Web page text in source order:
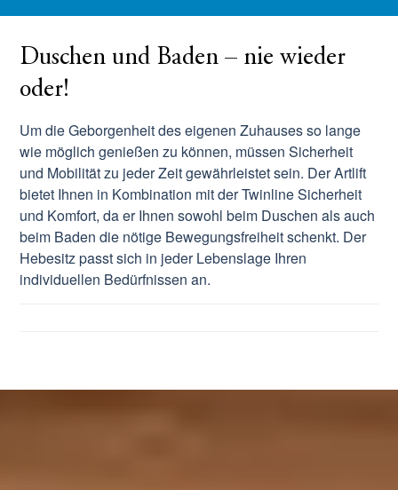
Duschen und Baden – nie wieder
oder!
Um die Geborgenheit des eigenen Zuhauses so lange
wie möglich genießen zu können, müssen Sicherheit
und Mobilität zu jeder Zeit gewährleistet sein. Der Artlift
bietet Ihnen in Kombination mit der Twinline Sicherheit
und Komfort, da er Ihnen sowohl beim Duschen als auch
beim Baden die nötige Bewegungsfreiheit schenkt. Der
Hebesitz passt sich in jeder Lebenslage Ihren
individuellen Bedürfnissen an.